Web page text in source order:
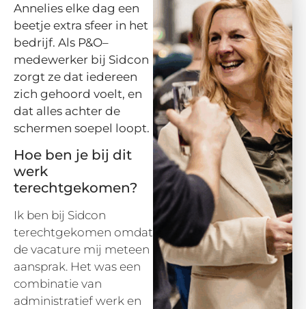
Annelies elke dag een
beetje extra sfeer in het
bedrijf. Als P&O–
medewerker bij Sidcon
zorgt ze dat iedereen
zich gehoord voelt, en
dat alles achter de
schermen soepel loopt.
Hoe ben je bij dit
werk
terechtgekomen?
Ik ben bij Sidcon
terechtgekomen omdat
de vacature mij meteen
aansprak. Het was een
combinatie van
administratief werk en